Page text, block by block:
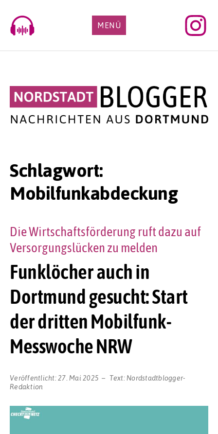
content
MENÜ
Schlagwort:
Mobilfunkabdeckung
Funklöcher auch in
Dortmund gesucht: Start
der dritten Mobilfunk-
Messwoche NRW
Die Wirtschaftsförderung ruft dazu auf
Versorgungslücken zu melden
Veröffentlicht:27. Mai 2025 Text: Nordstadtblogger-
Redaktion